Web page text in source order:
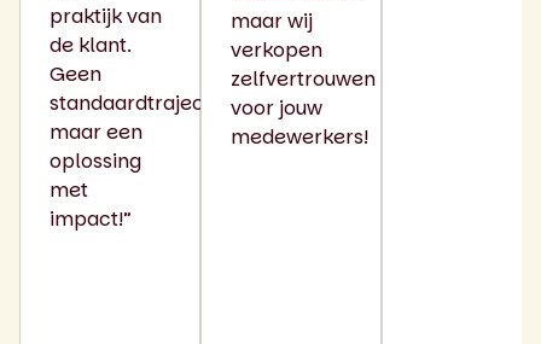
praktijk van
de klant.
Geen
standaardtrajecten,
maar een
oplossing
met
impact!”
maar wij
verkopen
zelfvertrouwen
voor jouw
medewerkers!